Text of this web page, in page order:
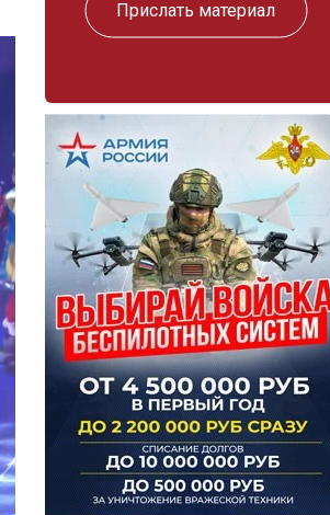
Прислать материал